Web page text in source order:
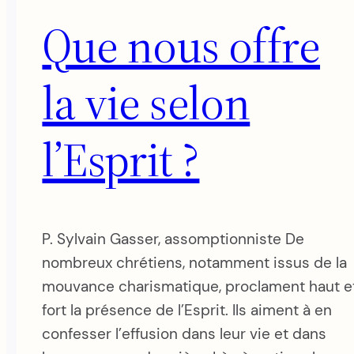
Que nous offre
la vie selon
l’Esprit ?
P. Sylvain Gasser, assomptionniste De
nombreux chrétiens, notamment issus de la
mouvance charismatique, proclament haut
fort la présence de l’Esprit. Ils aiment à en
confesser l’effusion dans leur vie et dans